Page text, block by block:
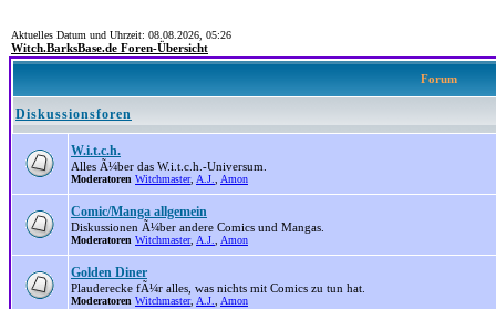
Aktuelles Datum und Uhrzeit: 08.08.2026, 05:26
Witch.BarksBase.de Foren-Übersicht
Forum
Diskussionsforen
W.i.t.c.h.
Alles Ã¼ber das W.i.t.c.h.-Universum.
Moderatoren Witchmaster, A.J. Amon
Comic/Manga allgemein
Diskussionen Ã¼ber andere Comics und Mangas.
Moderatoren Witchmaster, A.J. Amon
Golden Diner
Plauderecke fÃ¼r alles, was nichts mit Comics zu tun hat.
Moderatoren Witchmaster, A.J. Amon